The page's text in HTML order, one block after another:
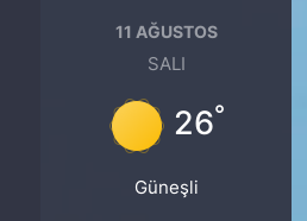
11 AĞUSTOS
SALI
26°
Güneşli